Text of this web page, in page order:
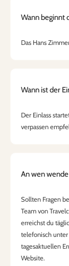
Wann beginnt
Das Hans
Wann ist der
Der Einlass
verpassen
An wen
Sollten Fragen
Team von
erreichst du
telefonisch
tagesaktuellen
Website.